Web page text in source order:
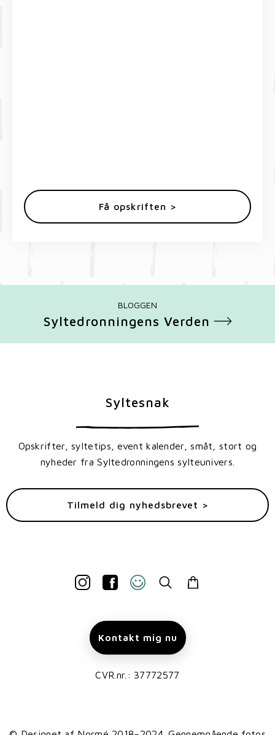
Få opskriften >
BLOGGEN
Syltedronningens Verden
Kontakt mig nu
CVR.nr.: 37772577
Syltesnak
Opskrifter, syltetips, event kalender, småt, stort og
nyheder fra Syltedronningens sylteunivers.
Tilmeld dig nyhedsbrevet >